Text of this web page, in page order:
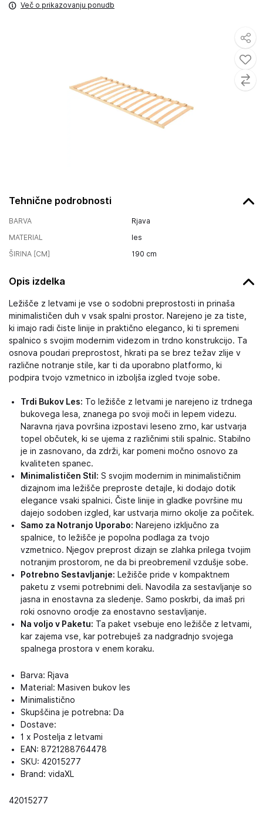
Tehnične podrobnosti
BARVA
Rjava
MATERIAL
les
ŠIRINA [CM]
190 cm
Opis izdelka
Ležišče z letvami je vse o sodobni preprostosti in prinaša
minimalističen duh v vsak spalni prostor. Narejeno je za tiste,
ki imajo radi čiste linije in praktično eleganco, ki ti spremeni
spalnico s svojim modernim videzom in trdno konstrukcijo. Ta
osnova poudari preprostost, hkrati pa se brez težav zlije v
različne notranje stile, kar ti da uporabno platformo, ki
podpira tvojo vzmetnico in izboljša izgled tvoje sobe.
Trdi Bukov Les: To ležišče z letvami je narejeno iz trdnega
bukovega lesa, znanega po svoji moči in lepem videzu.
Naravna rjava površina izpostavi leseno zrno, kar ustvarja
topel občutek, ki se ujema z različnimi stili spalnic. Stabilno
je in zasnovano, da zdrži, kar pomeni močno osnovo za
kvaliteten spanec.
Minimalističen Stil: S svojim modernim in minimalističnim
dizajnom ima ležišče preproste detajle, ki dodajo dotik
elegance vsaki spalnici. Čiste linije in gladke površine mu
dajejo sodoben izgled, kar ustvarja mirno okolje za počitek.
Samo za Notranjo Uporabo: Narejeno izključno za
spalnice, to ležišče je popolna podlaga za tvojo
vzmetnico. Njegov preprost dizajn se zlahka prilega tvojim
notranjim prostorom, ne da bi preobremenil vzdušje sobe.
Potrebno Sestavljanje: Ležišče pride v kompaktnem
paketu z vsemi potrebnimi deli. Navodila za sestavljanje so
jasna in enostavna za sledenje. Samo poskrbi, da imaš pri
roki osnovno orodje za enostavno sestavljanje.
Na voljo v Paketu: Ta paket vsebuje eno ležišče z letvami,
kar zajema vse, kar potrebuješ za nadgradnjo svojega
spalnega prostora v enem koraku.
Barva: Rjava
Material: Masiven bukov les
Minimalistično
Skupščina je potrebna: Da
Dostave:
1 x Postelja z letvami
EAN: 8721288764478
SKU: 42015277
Brand: vidaXL
42015277
Več o prikazovanju ponudb